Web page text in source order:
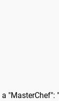
"MasterChef":